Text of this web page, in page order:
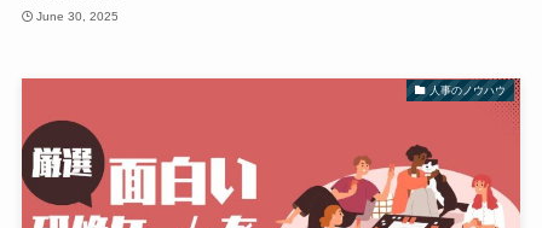
June 30, 2025
人事のノウハウ